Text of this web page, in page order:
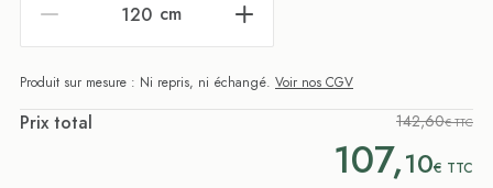
cm
Produit sur mesure : Ni repris, ni échangé. Voir nos CGV
Prix total 142,60€ TTC
107,10€ TTC